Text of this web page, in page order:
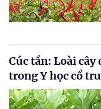
Cúc tần: Loài
trong Y học cổ